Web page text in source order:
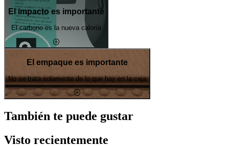
El impacto es importante
El carbono es la nueva caloría
El empaque es importante
No se trata solamente de lo que hay en la caja
También te puede gustar
Visto recientemente